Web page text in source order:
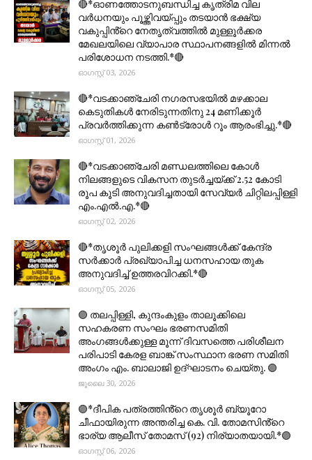
🔴*ഓണത്തോടനുബന്ധിച്ച കൃത്രിമ വില
വർധനയും പൂഴ്ത്തിവയ്പ്പും തടയാൻ ഭക്ഷ്യ
വകുപ്പിൻ്റെ നേതൃത്വത്തിൽ മുള്ളൂർക്കര
മേഖലയിലെ വ്യാപാര സ്ഥാപനങ്ങളിൽ മിന്നൽ
പരിശോധന നടത്തി.*🔴
ഓഗസ്റ്റ് 03, 2026
🔴*വടക്കാഞ്ചേരി നഗരസഭയിൽ മഴക്കാല
കെടുതികൾ നേരിടുന്നതിനു 24 മണിക്കൂർ
പ്രവർത്തിക്കുന്ന കൺട്രോൾ റൂം ആരംഭിച്ചു.*🔴
ഓഗസ്റ്റ് 01, 2026
🔴*വടക്കാഞ്ചേരി മണ്ഡലത്തിലെ കോൾ
നിലങ്ങളുടെ വികസന തുടർച്ചയ്ക്ക് 2.52 കോടി
രൂപ കൂടി അനുവദിച്ചതായി സേവ്യർ ചിറ്റിലപ്പിള്ളി
എം.എൽ.എ.*🔴
ഓഗസ്റ്റ് 02, 2026
🔴*തൃശൂര്‍ പുലിക്കളി സംഘങ്ങള്‍ക്ക് കേന്ദ്ര
സര്‍ക്കാര്‍ പ്രഖ്യാപിച്ച ധനസഹായ തുക
അനുവദിച്ച് ഉത്തരവിറക്കി.*🔴
ഓഗസ്റ്റ് 05, 2026
🟣 തലപ്പിള്ളി, കുന്ദംകുളം താലൂക്കിലെ
സഹകരണ സംഘം ഭരണസമിതി
അംഗങ്ങൾക്കുള്ള മൂന്ന് ദിവസത്തെ പരിശീലന
പരിപാടി കേരള ബാങ്ക് സംസ്ഥാന ഭരണ സമിതി
അംഗം എം. ബാലാജി ഉദ്ഘാടനം ചെയ്തു. 🟣
ജൂലൈ 30, 2026
🟣*ദീപിക പത്രത്തിൻ്റെ തൃശൂർ ബ്യൂറോ
ചീഫായിരുന്ന അന്തരിച്ച കെ. വി. തോമസിൻ്റെ
ഭാര്യ ആലീസ് തോമസ് (92) നിര്യാതയായി.*🟣
ഓഗസ്റ്റ് 06, 2026